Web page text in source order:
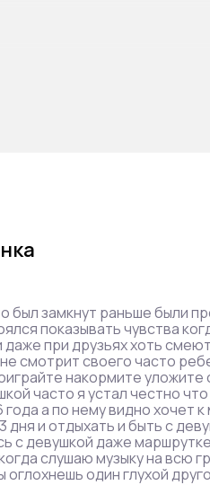
был замкнут раньше были
показывать чувства
при друзьях хоть
смотрит своего часто
накормите уложите
часто я устал честно
а по нему видно хочет
и отдыхать и быть с
с девушкой даже
слушаю музыку на всю
один глухой